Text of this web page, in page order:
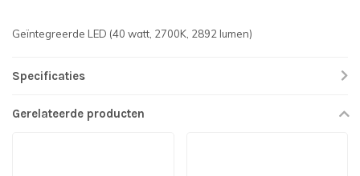
Geïntegreerde LED (40 watt, 2700K, 2892 lumen)
Specificaties
Gerelateerde producten